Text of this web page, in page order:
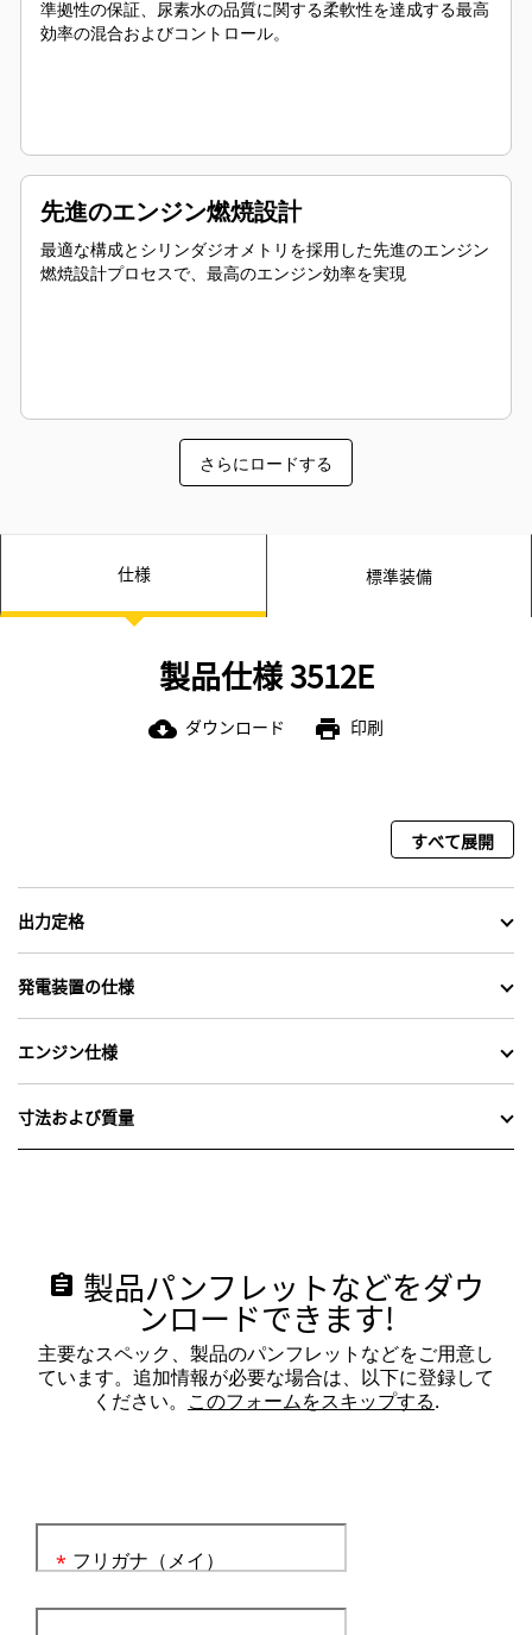
準拠性の保証、尿素水の品質に関する柔軟性を達成する最高
効率の混合およびコントロール。
先進のエンジン燃焼設計
最適な構成とシリンダジオメトリを採用した先進のエンジン
燃焼設計プロセスで、最高のエンジン効率を実現
さらにロードする
仕様 標準装備
製品仕様 3512E
cloud_download ダウンロード print 印刷
すべて展開
出力定格
発電装置の仕様
エンジン仕様
寸法および質量
assignment 製品パンフレットなどをダウ
ンロードできます!
主要なスペック、製品のパンフレットなどをご用意し
ています。追加情報が必要な場合は、以下に登録して
ください。 このフォームをスキップする.
フリガナ（メイ）
*